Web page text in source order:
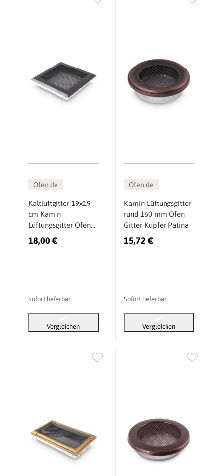
Ofen.de
Kaltluftgitter 19x19
cm Kamin
Lüftungsgitter Ofen
Gitter Schwarz Matt
18,00 €
Sofort lieferbar
Vergleichen
Ofen.de
Kamin Lüftungsgitter
rund 160 mm Ofen
Gitter Kupfer Patina
15,72 €
Sofort lieferbar
Vergleichen